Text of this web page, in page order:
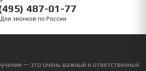
487-01-77
Для звонков по России
— это очень важный и ответственный